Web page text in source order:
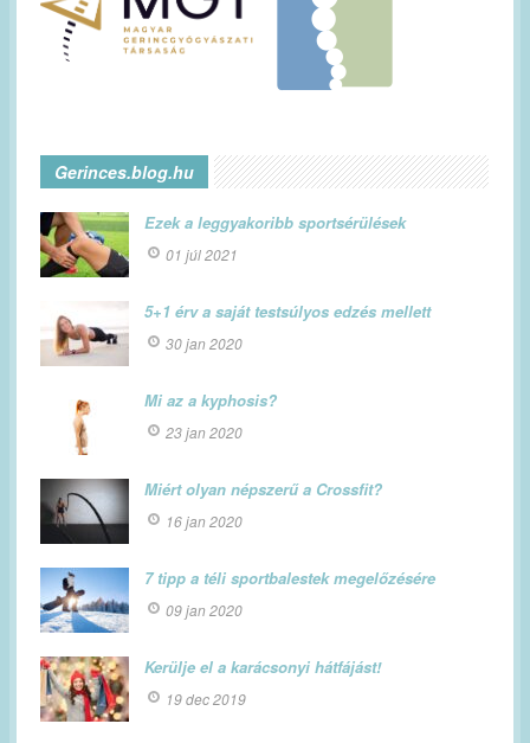
Gerinces.blog.hu
Ezek a leggyakoribb sportsérülések
01 júl 2021
5+1 érv a saját testsúlyos edzés mellett
30 jan 2020
Mi az a kyphosis?
23 jan 2020
Miért olyan népszerű a Crossfit?
16 jan 2020
7 tipp a téli sportbalestek megelőzésére
09 jan 2020
Kerülje el a karácsonyi hátfájást!
19 dec 2019